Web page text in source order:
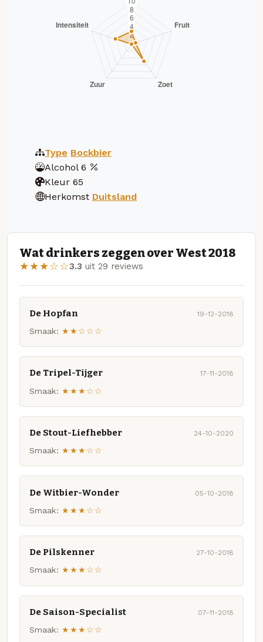
Type Bockbier
Alcohol 6
Kleur 65
Herkomst Duitsland
Wat drinkers zeggen over West 2018
★★★☆☆3.3 uit 29 reviews
De Hopfan 19-12-2018
Smaak: ★★☆☆☆
De Tripel-Tijger 17-11-2018
Smaak: ★★★☆☆
De Stout-Liefhebber 24-10-2020
Smaak: ★★★☆☆
De Witbier-Wonder 05-10-2018
Smaak: ★★★☆☆
De Pilskenner 27-10-2018
Smaak: ★★★☆☆
De Saison-Specialist 07-11-2018
Smaak: ★★★☆☆